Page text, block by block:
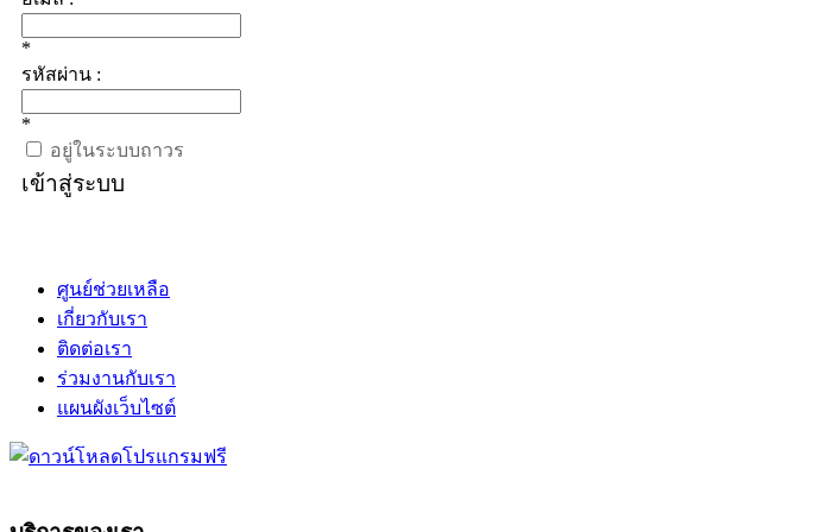
*
รหัสผ่าน :
*
อยู่ในระบบถาวร
เข้าสู่ระบบ
ศูนย์ช่วยเหลือ
เกี่ยวกับเรา
ติดต่อเรา
ร่วมงานกับเรา
แผนผังเว็บไซต์